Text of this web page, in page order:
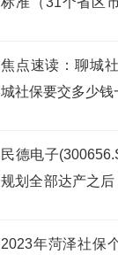
焦点速读：聊城
城社保要交多少钱
民德电子
规划全部达产之
2023年菏泽社保